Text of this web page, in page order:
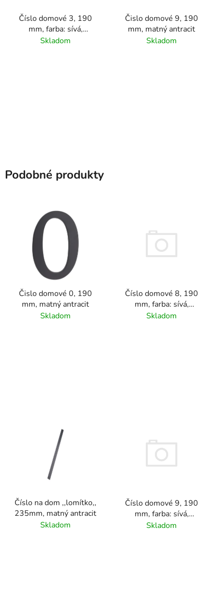
Číslo domové 3, 190
mm, farba: sívá,
materiál hliník
Skladom
Čislo domové 9, 190
mm, matný antracit
Skladom
Podobné produkty
Čislo domové 0, 190
mm, matný antracit
Skladom
Číslo domové 8, 190
mm, farba: sívá,
materiál hliník
Skladom
Číslo na dom ,,lomítko,,
235mm, matný antracit
Skladom
Číslo domové 9, 190
mm, farba: sívá,
materiál hliník
Skladom